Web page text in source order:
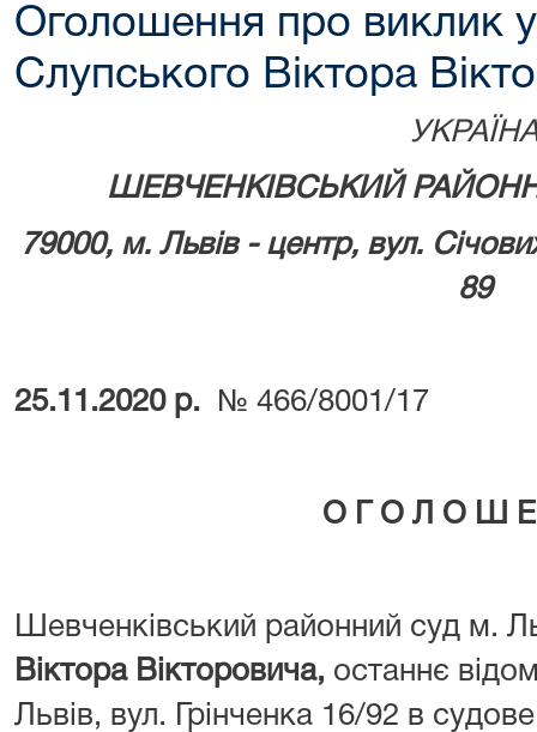
Оголошення про виклик у
Слупського Віктора
ШЕВЧЕНКІВСЬКИЙ
79000, м. Львів - центр, вул.
89
25.11.2020 р. № 466/8001/17
О Г О Л О Ш
Шевченківський районний суд м.
Віктора Вікторовича, останнє
Львів, вул. Грінченка 16/92 в